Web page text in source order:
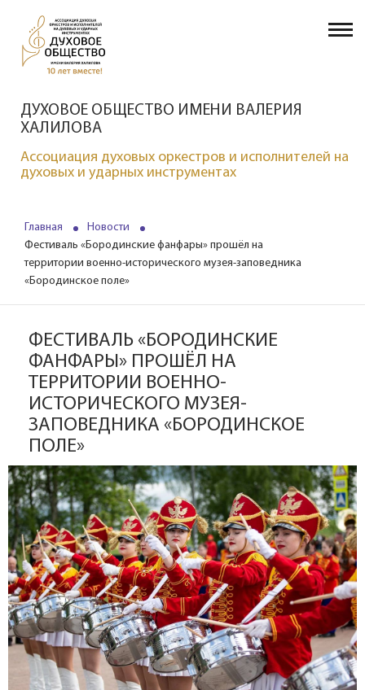
ДУХОВОЕ ОБЩЕСТВО ИМЕНИ ВАЛЕРИЯ
ХАЛИЛОВА
Ассоциация духовых оркестров и исполнителей на
духовых и ударных инструментах
Главная
Новости
Фестиваль «Бородинские фанфары» прошёл на
территории военно-исторического музея-заповедника
«Бородинское поле»
ФЕСТИВАЛЬ «БОРОДИНСКИЕ
ФАНФАРЫ» ПРОШЁЛ НА
ТЕРРИТОРИИ ВОЕННО-
ИСТОРИЧЕСКОГО МУЗЕЯ-
ЗАПОВЕДНИКА «БОРОДИНСКОЕ
ПОЛЕ»